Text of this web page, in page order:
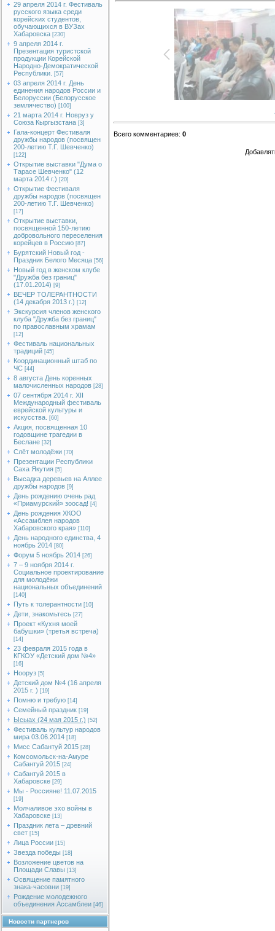
29 апреля 2014 г. Фестиваль
русского языка среди
корейских студентов,
обучающихся в ВУЗах
Хабаровска [230]
9 апреля 2014 г.
Презентация туристской
продукции Корейской
Народно-Демократической
Республики.
[57]
03 апреля 2014 г. День
единения народов России и
Белоруссии (Белорусское
землячество) [100]
21 марта 2014 г. Новруз у
Союза Кыргызстана [3]
Гала-концерт Фестиваля
дружбы народов (посвящен
200-летию Т.Г. Шевченко)
[122]
Открытие выставки "Дума о
Тарасе Шевченко" (12
марта 2014 г.) [20]
Открытие Фестиваля
дружбы народов (посвящен
200-летию Т.Г. Шевченко)
[17]
Открытие выставки,
посвященной 150-летию
добровольного переселения
корейцев в Россию [87]
Бурятский Новый год -
Праздник Белого Месяца [56]
Новый год в женском клубе
"Дружба без границ"
(17.01.2014) [9]
ВЕЧЕР ТОЛЕРАНТНОСТИ
(14 декабря 2013 г.) [12]
Экскурсия членов женского
клуба "Дружба без границ"
по православным храмам
[12]
Фестиваль национальных
традиций [45]
Координационный штаб по
ЧС [44]
8 августа День коренных
малочисленных народов [28]
07 сентября 2014 г. XII
Международный фестиваль
еврейской культуры и
искусства.
[60]
Акция, посвященная 10
годовщине трагедии в
Беслане [32]
Слёт молодёжи [70]
Презентации Республики
Саха Якутия [5]
Высадка деревьев на Аллее
дружбы народов [9]
День рождению очень рад
«Приамурский» зоосад! [4]
День рождения ХКОО
«Ассамблея народов
Хабаровского края» [110]
День народного единства, 4
ноябрь 2014 [80]
Форум 5 ноябрь 2014 [26]
7 – 9 ноября 2014 г.
Социальное проектирование
для молодёжи
национальных объединений
[140]
Путь к толерантности [10]
Дети, знакомьтесь [27]
Проект «Кухня моей
бабушки» (третья встреча)
[14]
23 февраля 2015 года в
КГКОУ «Детский дом №4»
[16]
Нооруз [5]
Детский дом №4 (16 апреля
2015 г. ) [19]
Помню и требую [14]
Семейный праздник [19]
Ысыах (24 мая 2015 г.) [52]
Фестиваль культур народов
мира 03.06.2014 [18]
Мисс Сабантуй 2015 [28]
Комсомольск-на-Амуре
Сабантуй 2015 [24]
Сабантуй 2015 в
Хабаровске [29]
Мы - Россияне! 11.07.2015
[19]
Молчаливое эхо войны в
Хабаровске [13]
Праздник лета – древний
свет [15]
Лица России [15]
Звезда победы [18]
Возложение цветов на
Площади Славы [13]
Освящение памятного
знака-часовни [19]
Рождение молодежного
объединения Ассамблеи [46]
Новости партнеров
Всего комментариев: 0